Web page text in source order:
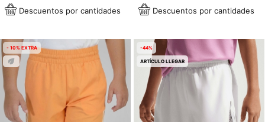
Descuentos por cantidades Descuentos por cantidades
- 10% EXTRA -44%
ARTÍCULO LLEGAR